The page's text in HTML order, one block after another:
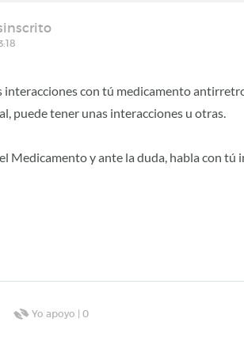
interacciones con tú medicamento
puede tener unas interacciones u otras.
Medicamento y ante la duda, habla con tú
Yo apoyo |0